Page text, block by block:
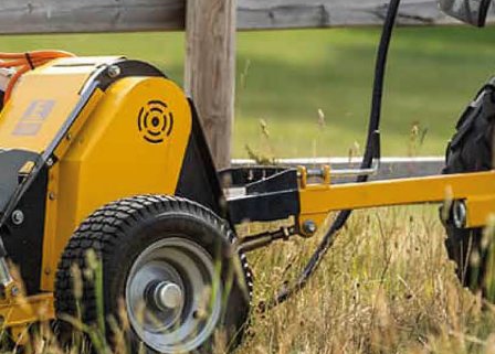
Passar till Rotorslåtter FDM160/200/240
Läs mer
2 414 kr
Inkl. moms
I lager
- +